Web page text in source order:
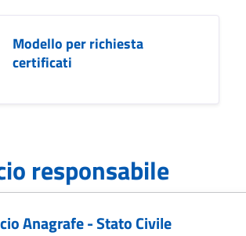
Modello per richiesta
certificati
responsabile
Anagrafe - Stato Civile